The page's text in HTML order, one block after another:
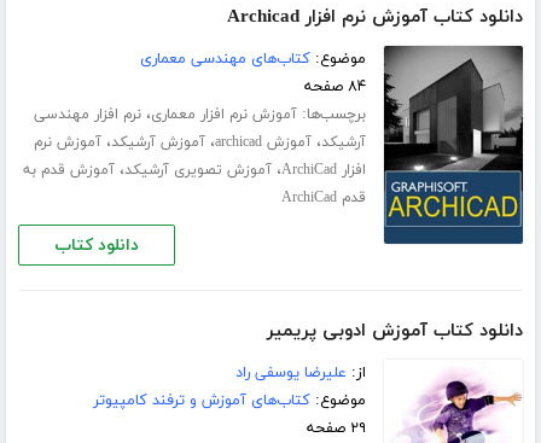
دانلود کتاب آموزش نرم افزار Archicad
موضوع:کتاب‌های مهندسی معماری
۸۴ صفحه
برچسب‌ها:آموزش نرم افزار معماری،نرم افزار مهندسی
آرشیکد،آموزش archicad ،آموزش آرشیکد،آموزش نرم
افزار ArchiCad
،آموزش تصویری آرشیکد،آموزش قدم به
قدم ArchiCad
دانلود کتاب
دانلود کتاب آموزش ادوبی پریمیر
از: علیرضا یوسفی راد
موضوع:کتاب‌های آموزش و ترفند کامپیوتر
۲۹ صفحه